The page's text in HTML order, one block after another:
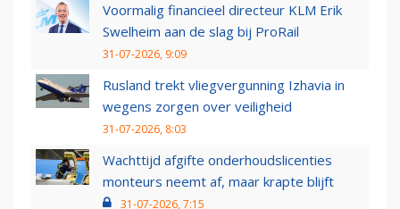
Voormalig financieel directeur KLM Erik
Swelheim aan de slag bij ProRail
31-07-2026, 9:09
Rusland trekt vliegvergunning Izhavia in
wegens zorgen over veiligheid
31-07-2026, 8:03
Wachttijd afgifte onderhoudslicenties
monteurs neemt af, maar krapte blijft
31-07-2026, 7:15